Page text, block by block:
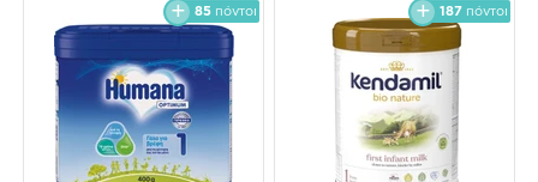
85 πόντοι 187 πόντοι